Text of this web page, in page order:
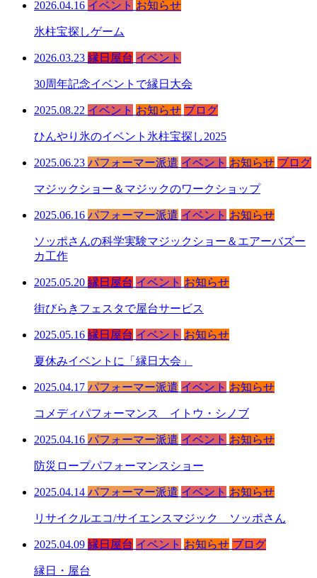
2026.04.16 イベント お知らせ
氷柱宝探しゲーム
2026.03.23 縁日屋台 イベント
30周年記念イベントで縁日大会
2025.08.22 イベント お知らせ ブログ
ひんやり氷のイベント氷柱宝探し2025
2025.06.23 パフォーマー派遣 イベント お知らせ ブログ
マジックショー＆マジックのワークショップ
2025.06.16 パフォーマー派遣 イベント お知らせ
ソッポさんの科学実験マジックショー＆エアーバズー
カ工作
2025.05.20 縁日屋台 イベント お知らせ
街びらきフェスタで屋台サービス
2025.05.16 縁日屋台 イベント お知らせ
夏休みイベントに「縁日大会」
2025.04.17 パフォーマー派遣 イベント お知らせ
コメディパフォーマンス イトウ・シノブ
2025.04.16 パフォーマー派遣 イベント お知らせ
防災ロープパフォーマンスショー
2025.04.14 パフォーマー派遣 イベント お知らせ
リサイクルエコ/サイエンスマジック ソッポさん
2025.04.09 縁日屋台 イベント お知らせ ブログ
縁日・屋台